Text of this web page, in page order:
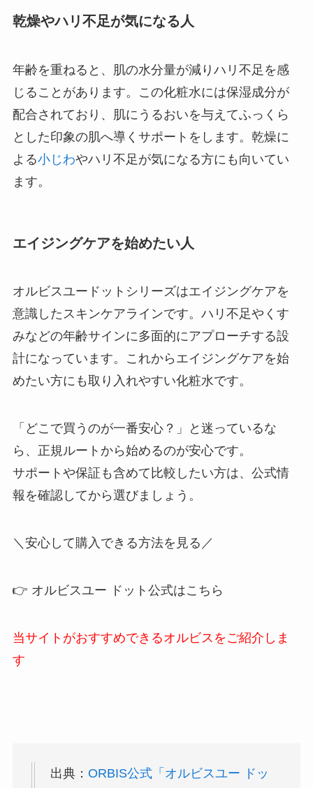
乾燥やハリ不足が気になる人
年齢を重ねると、肌の水分量が減りハリ不足を感
じることがあります。この化粧水には保湿成分が
配合されており、肌にうるおいを与えてふっくら
とした印象の肌へ導くサポートをします。乾燥に
よる小じわやハリ不足が気になる方にも向いてい
ます。
エイジングケアを始めたい人
オルビスユードットシリーズはエイジングケアを
意識したスキンケアラインです。ハリ不足やくす
みなどの年齢サインに多面的にアプローチする設
計になっています。これからエイジングケアを始
めたい方にも取り入れやすい化粧水です。
「どこで買うのが一番安心？」と迷っているな
ら、正規ルートから始めるのが安心です。
サポートや保証も含めて比較したい方は、公式情
報を確認してから選びましょう。
＼安心して購入できる方法を見る／
👉 オルビスユー ドット公式はこちら
当サイトがおすすめできるオルビスをご紹介しま
す
出典： ORBIS公式「オルビスユー ドッ